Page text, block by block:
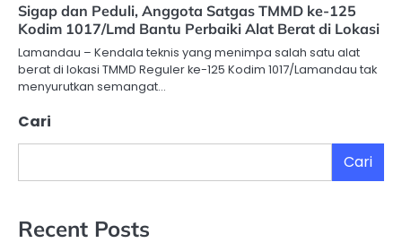
Sigap dan Peduli, Anggota Satgas TMMD ke-125
Kodim 1017/Lmd Bantu Perbaiki Alat Berat di Lokasi
Lamandau – Kendala teknis yang menimpa salah satu alat
berat di lokasi TMMD Reguler ke-125 Kodim 1017/Lamandau tak
menyurutkan semangat…
Cari
Cari
Recent Posts